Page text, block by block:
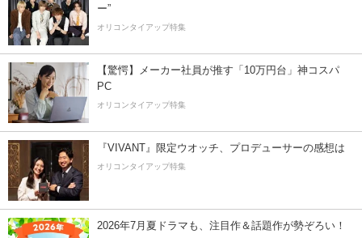
ー”
オリコンタイアップ特集
【驚愕】メーカー社員が推す「10万円台」神コスパ
PC
オリコンタイアップ特集
『VIVANT』限定ウオッチ、プロデューサーの感想は
オリコンタイアップ特集
2026年7月夏ドラマも、注目作＆話題作が勢ぞろい！